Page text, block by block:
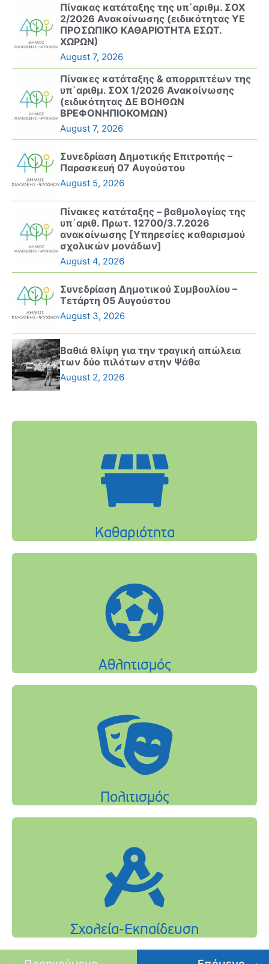
Πίνακας κατάταξης της υπ΄αριθμ. ΣΟΧ
2/2026 Ανακοίνωσης (ειδικότητας ΥΕ
ΠΡΟΣΩΠΙΚΟ ΚΑΘΑΡΙΟΤΗΤΑ ΕΣΩΤ.
ΧΩΡΩΝ)
August 7, 2026
Πίνακες κατάταξης & απορριπτέων της
υπ΄αριθμ. ΣΟΧ 1/2026 Ανακοίνωσης
(ειδικότητας ΔΕ ΒΟΗΘΩΝ
ΒΡΕΦΟΝΗΠΙΟΚΟΜΩΝ)
August 7, 2026
Συνεδρίαση Δημοτικής Επιτροπής –
Παρασκευή 07 Αυγούστου
August 5, 2026
Πίνακες κατάταξης – βαθμολογίας της
υπ΄αριθ. Πρωτ. 12700/3.7.2026
ανακοίνωσης [Υπηρεσίες καθαρισμού
σχολικών μονάδων]
August 4, 2026
Συνεδρίαση Δημοτικού Συμβουλίου –
Τετάρτη 05 Αυγούστου
August 3, 2026
Βαθιά θλίψη για την τραγική απώλεια
των δύο πιλότων στην Ψάθα
August 2, 2026